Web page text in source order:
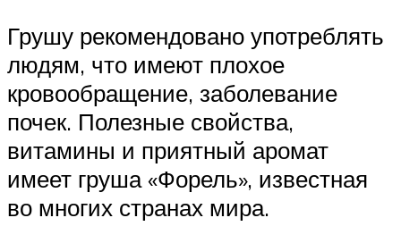
Грушу рекомендовано употреблять
людям, что имеют плохое
кровообращение, заболевание
почек. Полезные свойства,
витамины и приятный аромат
имеет груша «Форель», известная
во многих странах мира.